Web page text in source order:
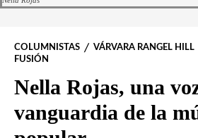
COLUMNISTAS VÁRVARA RANGEL HILL
FUSIÓN
Nella Rojas, una
vanguardia de la